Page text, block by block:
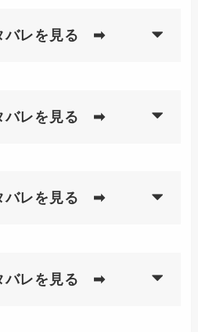
バレを見る ➡
バレを見る ➡
バレを見る ➡
バレを見る ➡